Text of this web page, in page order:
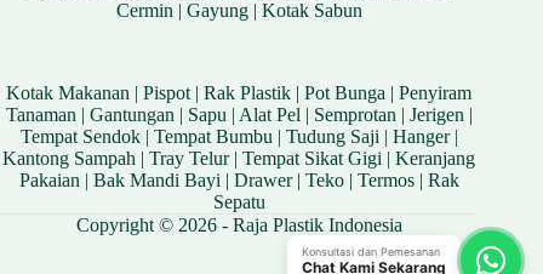
Cermin | Gayung| Kotak Sabun
Kotak Makanan |Pispot |Rak Plastik |Pot Bunga |Penyiram
Tanaman | Gantungan | Sapu | Alat Pel | Semprotan | Jerigen |
Tempat Sendok| Tempat Bumbu | Tudung Saji | Hanger|
Kantong Sampah |Tray Telur|Tempat Sikat Gigi |Keranjang
Pakaian | Bak Mandi Bayi | Drawer| Teko| Termos| Rak
Sepatu
Copyright © 2026 - Raja Plastik Indonesia
Konsultasi dan Pemesanan
Chat Kami Sekarang